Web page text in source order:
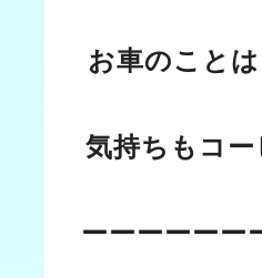
お車のこと
気持ちもコ
ーーーーーー